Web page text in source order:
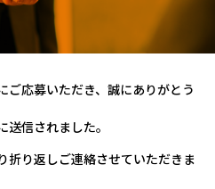
ご応募いただき、誠にありがとう
信されました。
折り返しご連絡させていただきま